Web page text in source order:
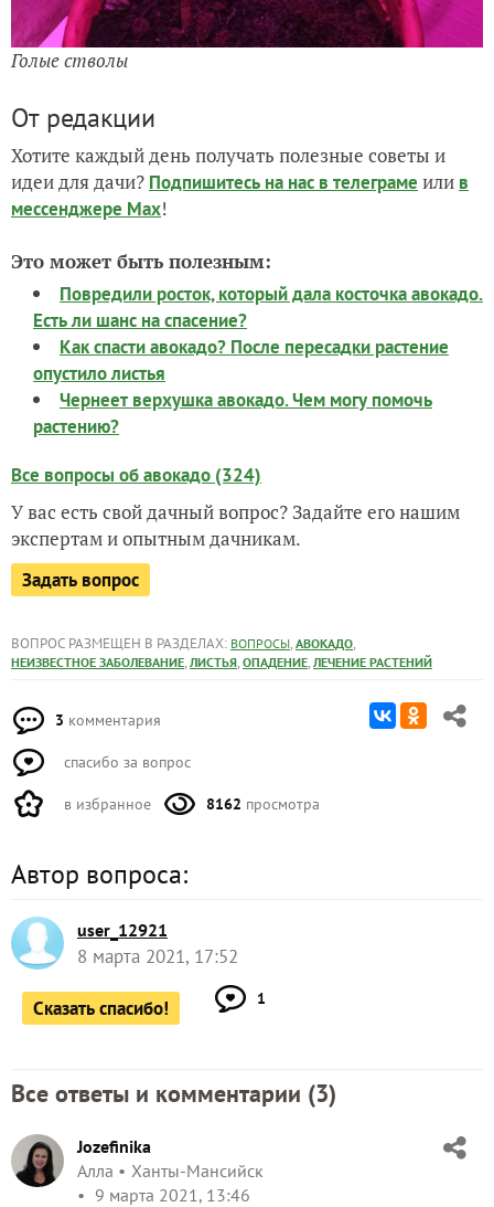
Голые стволы
От редакции
Хотите каждый день получать полезные советы и
идеи для дачи? Подпишитесь на нас в телеграме или в
мессенджере Max!
Это может быть полезным:
Повредили росток, который дала косточка авокадо.
Есть ли шанс на спасение?
Как спасти авокадо? После пересадки растение
опустило листья
Чернеет верхушка авокадо. Чем могу помочь
растению?
Все вопросы об авокадо (324)
У вас есть свой дачный вопрос? Задайте его нашим
экспертам и опытным дачникам.
Задать вопрос
ВОПРОС РАЗМЕЩЕН В РАЗДЕЛАХ: ВОПРОСЫ, АВОКАДО,
НЕИЗВЕСТНОЕ ЗАБОЛЕВАНИЕ, ЛИСТЬЯ, ОПАДЕНИЕ, ЛЕЧЕНИЕ РАСТЕНИЙ
3 комментария
спасибо за вопрос
в избранное 8162 просмотра
Автор вопроса:
user_12921
8 марта 2021, 17:52
Сказать спасибо! 1
Все ответы и комментарии (3)
Jozefinika
Алла
Ханты-Мансийск
9 марта 2021, 13:46